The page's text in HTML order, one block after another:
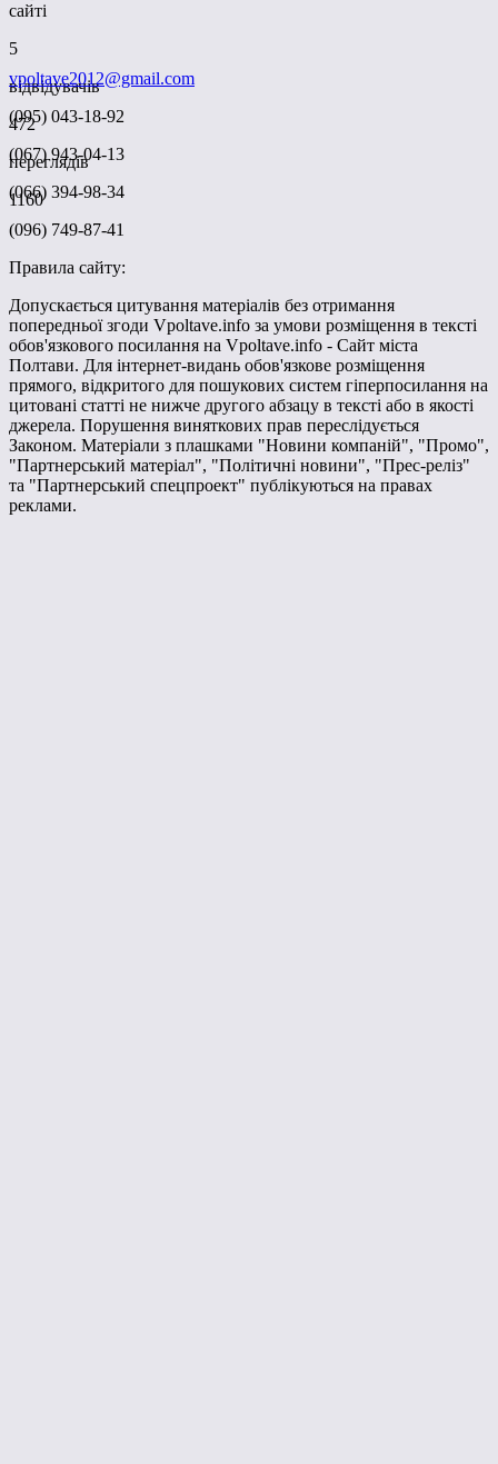
сайті
5
відвідувачів
472
переглядів
1160
vpoltave2012@gmail.com
(095) 043-18-92
(067) 943-04-13
(066) 394-98-34
(096) 749-87-41
Правила сайту:
Допускається цитування матеріалів без отримання
попередньої згоди Vpoltave.info за умови розміщення в тексті
обов'язкового посилання на Vpoltave.info - Сайт міста
Полтави. Для інтернет-видань обов'язкове розміщення
прямого, відкритого для пошукових систем гіперпосилання на
цитовані статті не нижче другого абзацу в тексті або в якості
джерела. Порушення виняткових прав переслідується
Законом. Матеріали з плашками "Новини компаній", "Промо",
"Партнерський матеріал", "Політичні новини", "Прес-реліз"
та "Партнерський спецпроект" публікуються на правах
реклами.